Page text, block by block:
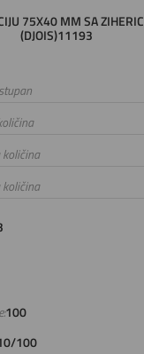
75X40 MM SA
(DJOIS)11193
količina
količina
100
100